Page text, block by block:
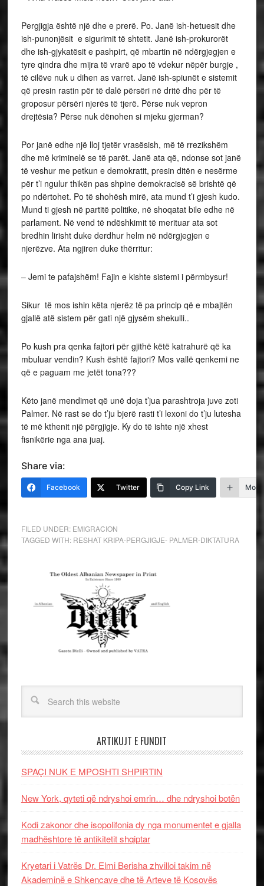
Pergjigja është një dhe e prerë. Po. Janë ish-hetuesit dhe
ish-punonjësit e sigurimit të shtetit. Janë ish-prokurorët
dhe ish-gjykatësit e pashpirt, që mbartin në ndërgjegjen e
tyre qindra dhe mijra të vrarë apo të vdekur nëpër burgje ,
të cilëve nuk u dihen as varret. Janë ish-spiunët e sistemit
që presin rastin për të dalë përsëri në dritë dhe për të
groposur përsëri njerës të tjerë. Përse nuk vepron
drejtësia? Përse nuk dënohen si mjeku gjerman?
Por janë edhe një lloj tjetër vrasësish, më të rrezikshëm
dhe më kriminelë se të parët. Janë ata që, ndonse sot janë
të veshur me petkun e demokratit, presin ditën e nesërme
për t’i ngulur thikën pas shpine demokracisë së brishtë që
po ndërtohet. Po të shohësh mirë, ata mund t’i gjesh kudo.
Mund ti gjesh në partitë politike, në shoqatat bile edhe në
parlament. Në vend të ndëshkimit të merituar ata sot
bredhin lirisht duke derdhur helm në ndërgjegjen e
njerëzve. Ata ngjiren duke thërritur:
– Jemi te pafajshëm! Fajin e kishte sistemi i përmbysur!
Sikur të mos ishin këta njerëz të pa princip që e mbajtën
gjallë atë sistem për gati një gjysëm shekulli..
Po kush pra qenka fajtori për gjithë këtë katrahurë që ka
mbuluar vendin? Kush është fajtori? Mos vallë qenkemi ne
që e paguam me jetët tona???
Këto janë mendimet që unë doja t’jua parashtroja juve zoti
Palmer. Në rast se do t’ju bjerë rasti t’i lexoni do t’ju lutesha
të më kthenit një përgjigje. Ky do të ishte një xhest
fisnikërie nga ana juaj.
Share via:
Facebook Twitter Copy Link More
FILED UNDER: EMIGRACION
TAGGED WITH: RESHAT KRIPA-PERGJIGJE- PALMER-DIKTATURA
ARTIKUJT E FUNDIT
SPAÇI NUK E MPOSHTI SHPIRTIN
New York, qyteti që ndryshoi emrin… dhe ndryshoi botën
Kodi zakonor dhe isopolifonia dy nga monumentet e gjalla
madhështore të antikitetit shqiptar
Kryetari i Vatrës Dr. Elmi Berisha zhvilloi takim në
Akademinë e Shkencave dhe të Arteve të Kosovës